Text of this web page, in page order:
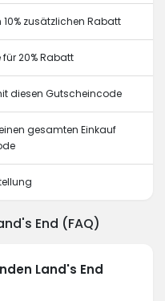
zusätzlichen Rabatt
20% Rabatt
diesen Gutscheincode
gesamten Einkauf
End (FAQ)
Land's End